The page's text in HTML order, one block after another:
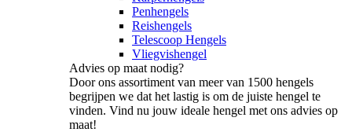
Penhengels
Reishengels
Telescoop Hengels
Vliegvishengel
Advies op maat nodig?
Door ons assortiment van meer van 1500 hengels
begrijpen we dat het lastig is om de juiste hengel te
vinden. Vind nu jouw ideale hengel met ons advies op
maat!